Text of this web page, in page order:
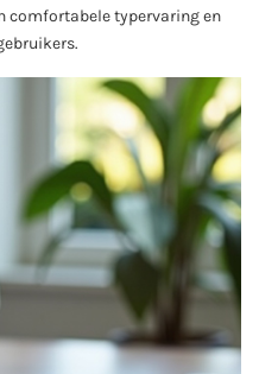
comfortabele typervaring en